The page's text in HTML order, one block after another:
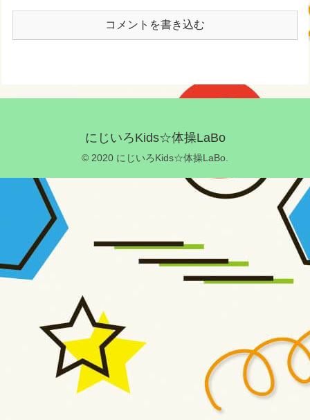
コメントを書き込む
にじいろKids☆体操LaBo
© 2020 にじいろKids☆体操LaBo.